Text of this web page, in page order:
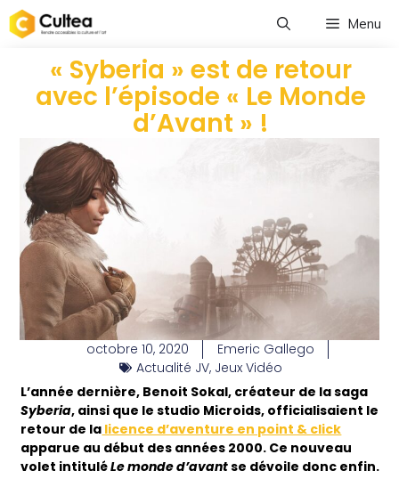
Menu
« Syberia » est de retour
avec l’épisode « Le Monde
d’Avant » !
octobre 10, 2020
Emeric Gallego
Actualité JV, Jeux Vidéo
L’année dernière, Benoit Sokal, créateur de la saga
Syberia, ainsi que le studio Microids, officialisaient le
retour de la licence d’aventure en point & click
apparue au début des années 2000. Ce nouveau
volet intituléLe monde d’avantse dévoile donc enfin.